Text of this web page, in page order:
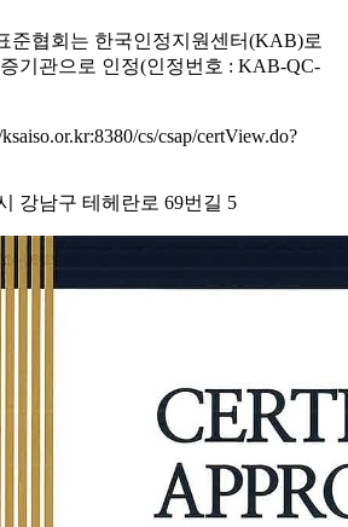
준협회는 한국인정지원센터(KAB)로
기관으로 인정(인정번호 : KAB-QC-
cs/csap/certView.do?
강남구 테헤란로 69번길 5